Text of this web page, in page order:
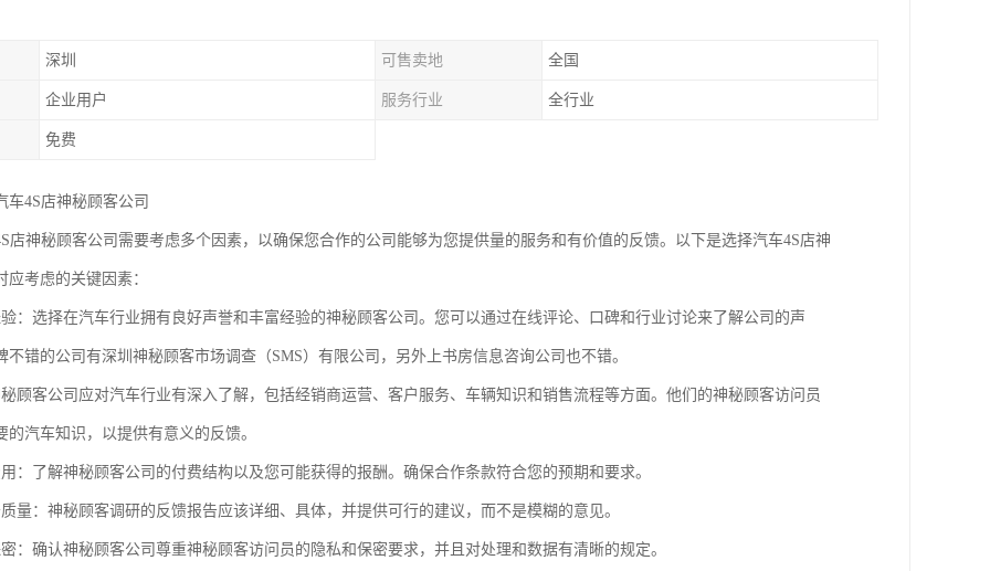
深圳 可售卖地 全国
企业用户 服务行业 全行业
免费
车4S店神秘顾客公司
店神秘顾客公司需要考虑多个因素，以确保您合作的公司能够为您提供量的服务和有价值的反馈。以下是选择汽车4S店神
应考虑的关键因素：
：选择在汽车行业拥有良好声誉和丰富经验的神秘顾客公司。您可以通过在线评论、口碑和行业讨论来了解公司的声
不错的公司有深圳神秘顾客市场调查（SMS）有限公司，另外上书房信息咨询公司也不错。
顾客公司应对汽车行业有深入了解，包括经销商运营、客户服务、车辆知识和销售流程等方面。他们的神秘顾客访问员
的汽车知识，以提供有意义的反馈。
：了解神秘顾客公司的付费结构以及您可能获得的报酬。确保合作条款符合您的预期和要求。
量：神秘顾客调研的反馈报告应该详细、具体，并提供可行的建议，而不是模糊的意见。
：确认神秘顾客公司尊重神秘顾客访问员的隐私和保密要求，并且对处理和数据有清晰的规定。